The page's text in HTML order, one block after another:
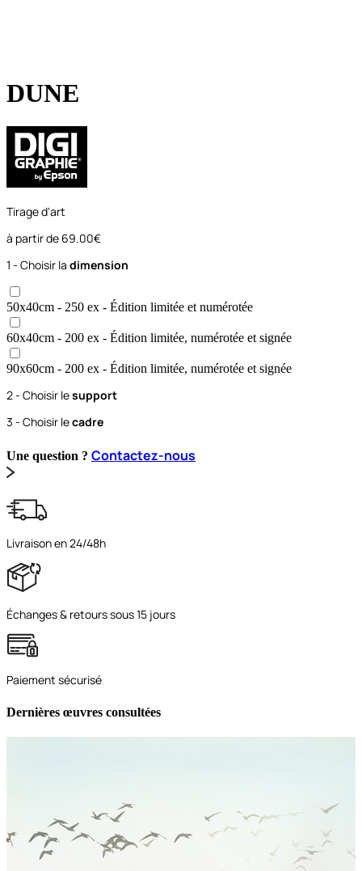
DUNE
Tirage d'art
à partir de 69.00€
1 - Choisir la dimension
50x40cm - 250 ex - Édition limitée et numérotée
60x40cm - 200 ex - Édition limitée, numérotée et signée
90x60cm - 200 ex - Édition limitée, numérotée et signée
2 - Choisir lesupport
3 - Choisir lecadre
Une question ? Contactez-nous
Livraison en 24/48h
Échanges & retours sous 15 jours
Paiement sécurisé
Dernières œuvres consultées